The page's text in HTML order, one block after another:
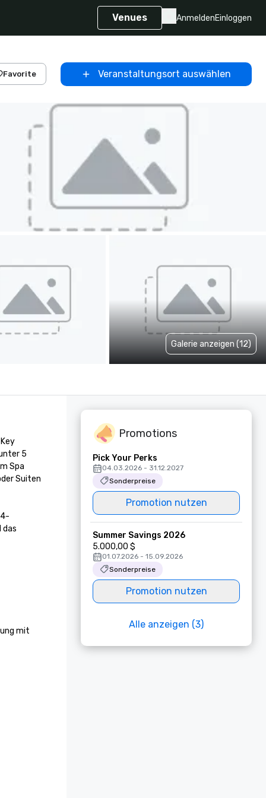
Venues AnmeldenEinloggen
Favorite Veranstaltungsort auswählen
Galerie anzeigen (12)
5
Spa
Suiten
das
mit
Promotions
Pick Your Perks
04.03.2026 - 31.12.2027
Sonderpreise
Promotion nutzen
Summer Savings 2026
5.000,00 $
01.07.2026 - 15.09.2026
Sonderpreise
Promotion nutzen
Alle anzeigen (3)